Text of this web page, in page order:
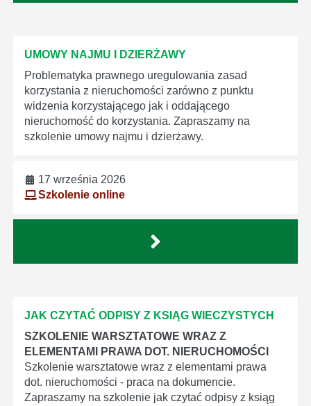
UMOWY NAJMU I DZIERŻAWY
Problematyka prawnego uregulowania zasad
korzystania z nieruchomości zarówno z punktu
widzenia korzystającego jak i oddającego
nieruchomość do korzystania. Zapraszamy na
szkolenie umowy najmu i dzierżawy.
17 września 2026
Szkolenie online
JAK CZYTAĆ ODPISY Z KSIĄG WIECZYSTYCH
SZKOLENIE WARSZTATOWE WRAZ Z
ELEMENTAMI PRAWA DOT. NIERUCHOMOŚCI
Szkolenie warsztatowe wraz z elementami prawa
dot. nieruchomości - praca na dokumencie.
Zapraszamy na szkolenie jak czytać odpisy z ksiąg